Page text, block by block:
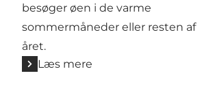
besøger øen i de varme
sommermåneder eller resten af
året.
Læs mere